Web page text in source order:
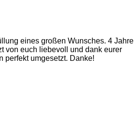
eines großen Wunsches. 4 Jahre
von euch liebevoll und dank eurer
perfekt umgesetzt. Danke!